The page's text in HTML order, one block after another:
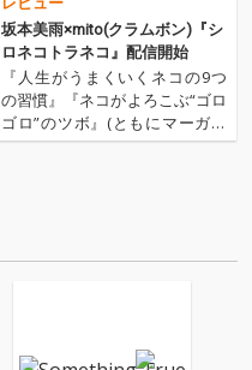
坂本美雨×mito(クラムボン)『シ
ロネコトラネコ』配信開始
『人生がうまくいくネコの9つ
の習慣』『ネコがよろこぶ“ゴロ
ゴロ”のツボ』(ともにマーガレ
ット ウッドハウス著)という外国
ーニャス・トラック“…